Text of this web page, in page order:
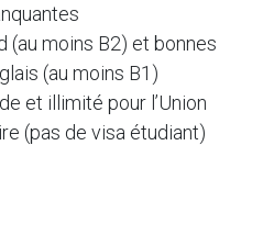
(au moins B2) et bonnes
(au moins B1)
et illimité pour l’Union
(pas de visa étudiant)